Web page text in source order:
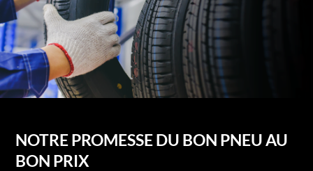
NOTRE PROMESSE DU BON PNEU AU
BON PRIX